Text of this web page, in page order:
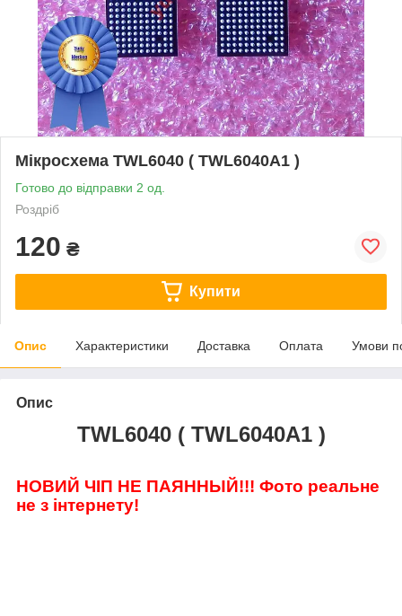
Мікросхема TWL6040 ( TWL6040A1 )
Готово до відправки 2 од.
Роздріб
120 ₴
Купити
Опис Характеристики Доставка Оплата Умови
Опис
TWL6040 ( TWL6040A1 )
НОВИЙ ЧІП НЕ ПАЯННЫЙ!!! Фото реальне
не з інтернету!